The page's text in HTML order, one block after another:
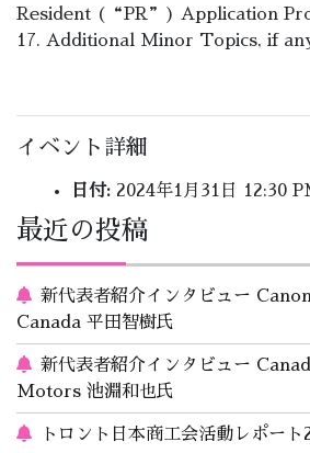
Resident (“PR”) Application
17. Additional Minor Topics, if
イベント詳細
日付: 2024年1月31日 12:30
最近の投稿
新代表者紹介インタビュー
Canada 平田智樹氏
新代表者紹介インタビュー
Motors 池淵和也氏
トロント日本商工会活動レポート